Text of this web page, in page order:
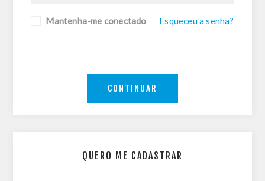
QUERO ME CADASTRAR
Mantenha-me conectado Esqueceu a senha?
CONTINUAR